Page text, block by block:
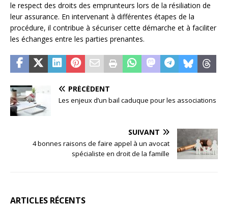
le respect des droits des emprunteurs lors de la résiliation de
leur assurance. En intervenant à différentes étapes de la
procédure, il contribue à sécuriser cette démarche et à faciliter
les échanges entre les parties prenantes.
PRÉCÉDENT
Les enjeux d’un bail caduque pour les associations
SUIVANT
4 bonnes raisons de faire appel à un avocat
spécialiste en droit de la famille
ARTICLES RÉCENTS